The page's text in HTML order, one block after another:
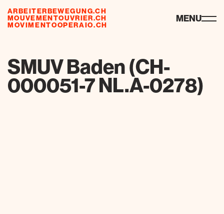
ARBEITERBEWEGUNG.CH
MOUVEMENTOUVRIER.CH
MOVIMENTOOPERAIO.CH
ressources MENU
SMUV Baden (CH-
000051-7 NL.A-0278)